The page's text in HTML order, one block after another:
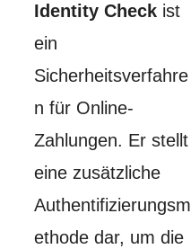
Identity Check ist
ein
Sicherheitsverfahre
n für Online-
Zahlungen. Er stellt
eine zusätzliche
Authentifizierungsm
ethode dar, um die